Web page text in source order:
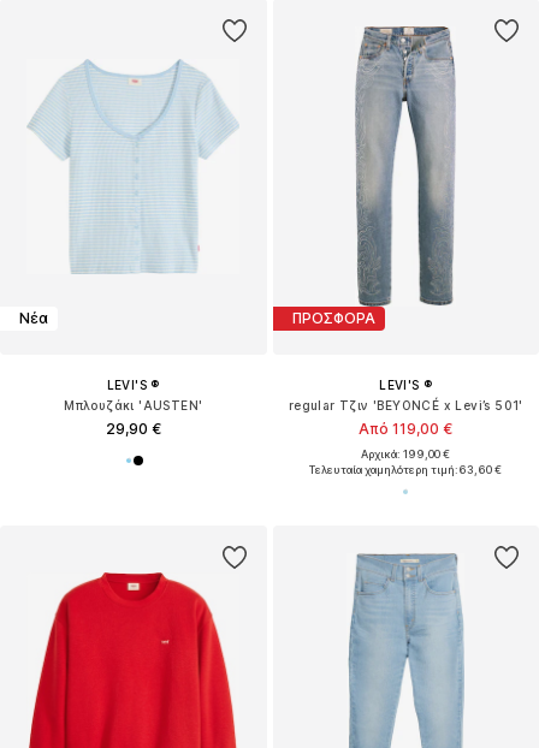
Νέα
LEVI'S ®
Μπλουζάκι 'AUSTEN'
29,90 €
ΠΡΟΣΦΟΡΑ
LEVI'S ®
regular Τζιν 'BEYONCÉ x Levi’s 501'
Από 119,00 €
Αρχικά: 199,00 €
Τελευταία χαμηλότερη τιμή:63,60 €